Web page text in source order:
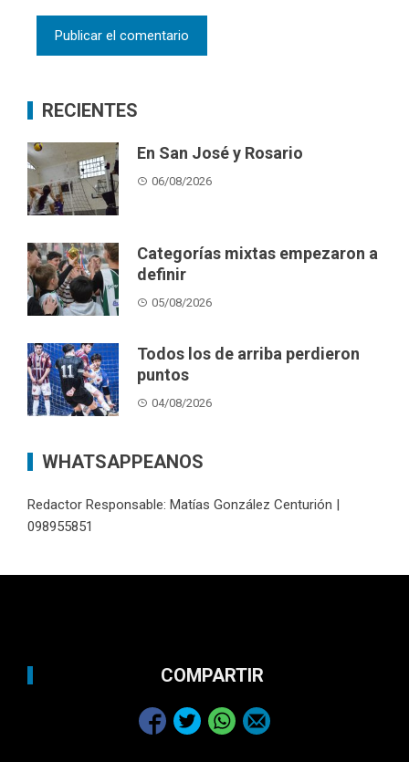
RECIENTES
En San José y Rosario
06/08/2026
Categorías mixtas empezaron a
definir
05/08/2026
Todos los de arriba perdieron
puntos
04/08/2026
WHATSAPPEANOS
Redactor Responsable: Matías González Centurión |
098955851
COMPARTIR